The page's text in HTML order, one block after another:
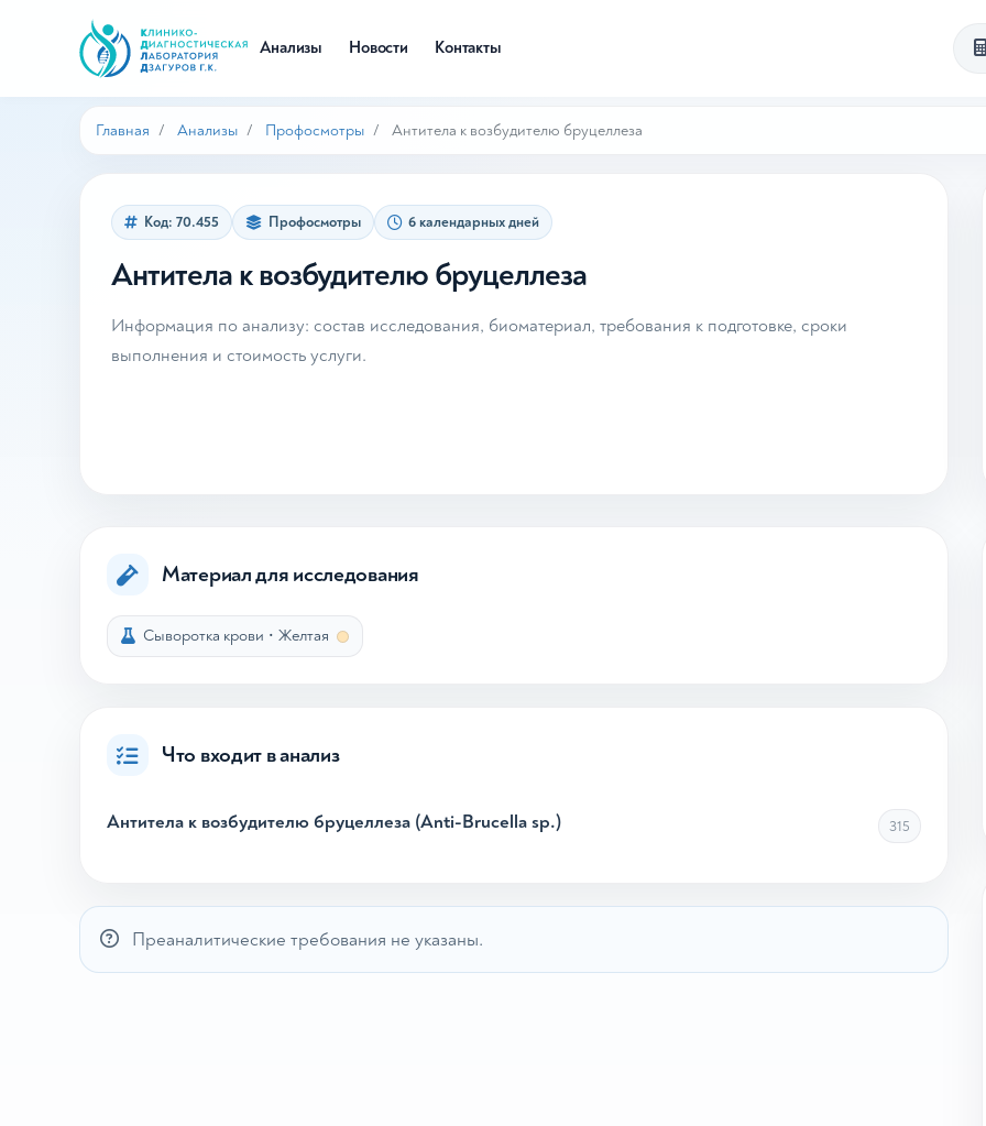
Анализы Новости Контакты
Главная Анализы Профосмотры Антитела к возбудителю бруцеллеза
Код: 70.455 Профосмотры 6 календарных дней
Антитела к возбудителю бруцеллеза
Информация по анализу: состав исследования, биоматериал, требования к подготовке, сроки
выполнения и стоимость услуги.
Материал для исследования
Сыворотка крови • Желтая
Что входит в анализ
Антитела к возбудителю бруцеллеза (Anti-Brucella sp.) 315
Преаналитические требования не указаны.